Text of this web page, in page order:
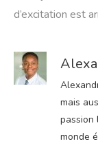
d’excitation est
mais
passion
monde